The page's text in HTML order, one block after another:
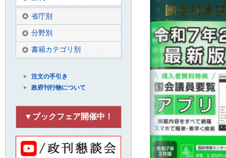
省庁別
分野別
書籍カテゴリ別
注文の手引き
政府刊行物について
▼ブックフェア開催中！